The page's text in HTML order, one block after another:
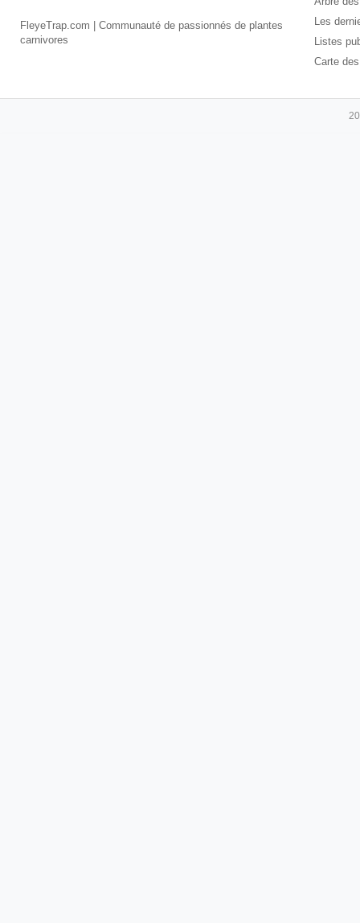
FleyeTrap.com | Communauté de passionnés de plantes
carnivores
Les
Listes
Carte